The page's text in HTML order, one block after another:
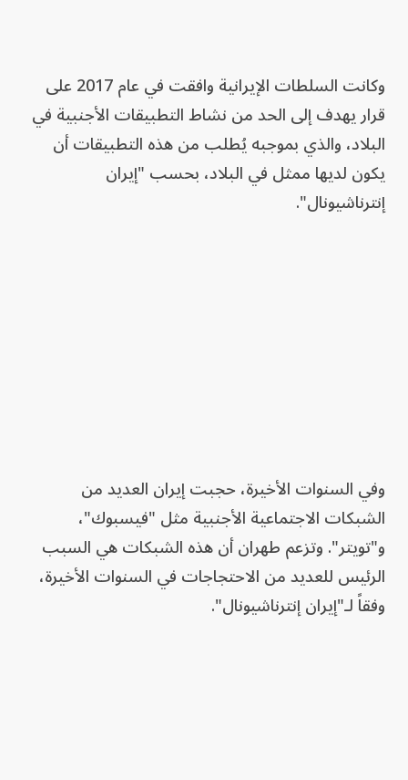
وكانت السلطات الإيرانية وافقت في عام 2017 على
قرار يهدف إلى الحد من نشاط التطبيقات الأجنبية في
البلاد، والذي بموجبه يُطلب من هذه التطبيقات أن
يكون لديها ممثل في البلاد، بحسب "إيران
إنترناشيونال".
وفي السنوات الأخيرة، حجبت إيران العديد من
الشبكات الاجتماعية الأجنبية مثل "فيسبوك"،
و"تويتر". وتزعم طهران أن هذه الشبكات هي السبب
الرئيس للعديد من الاحتجاجات في السنوات الأخيرة،
وفقاً لـ"إيران إنترناشيونال".